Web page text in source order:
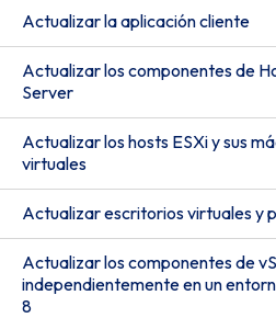
Actualizar la aplicación cliente
Actualizar los componentes de
Server
Actualizar los hosts ESXi y sus
virtuales
Actualizar escritorios virtuales y
Actualizar los componentes de
independientemente en un
8